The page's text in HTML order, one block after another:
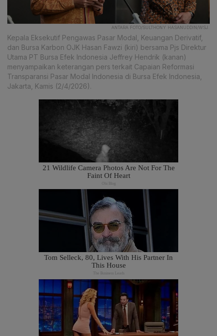
ANTARA FOTO/SULTHONY HASANUDDIN/WSJ.
Kepala Eksekutif Pengawas Pasar Modal, Keuangan Derivatif,
dan Bursa Karbon OJK Hasan Fawzi (kiri) bersama Pjs Direktur
Utama PT Bursa Efek Indonesia Jeffrey Hendrik (kanan)
menyampaikan keterangan pers terkait Capaian Reformasi
Transparansi Pasar Modal Indonesia di Bursa Efek Indonesia,
Jakarta, Kamis (2/4/2026).